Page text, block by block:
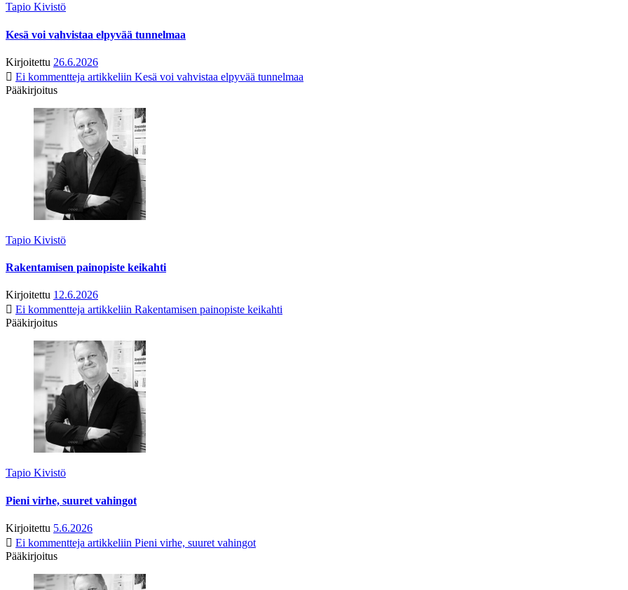
Tapio Kivistö
Kesä voi vahvistaa elpyvää tunnelmaa
Kirjoitettu 26.6.2026
Ei kommentteja artikkeliin Kesä voi vahvistaa elpyvää tunnelmaa
Pääkirjoitus
Tapio Kivistö
Rakentamisen painopiste keikahti
Kirjoitettu 12.6.2026
Ei kommentteja artikkeliin Rakentamisen painopiste keikahti
Pääkirjoitus
Tapio Kivistö
Pieni virhe, suuret vahingot
Kirjoitettu 5.6.2026
Ei kommentteja artikkeliin Pieni virhe, suuret vahingot
Pääkirjoitus